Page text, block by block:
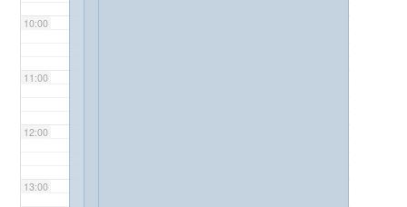
10:00
11:00
12:00
13:00